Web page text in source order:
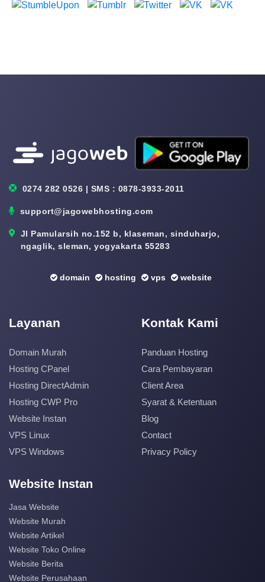
0274 282 0526 | SMS : 0878-3933-2011
support@jagowebhosting.com
Jl Pamularsih no.152 b, klaseman, sinduharjo,
ngaglik, sleman, yogyakarta 55283
domain hosting vps website
Layanan
Domain Murah
Hosting CPanel
Hosting DirectAdmin
Hosting CWP Pro
Website Instan
VPS Linux
VPS Windows
Kontak Kami
Panduan Hosting
Cara Pembayaran
Client Area
Syarat & Ketentuan
Blog
Contact
Privacy Policy
Website Instan
Jasa Website
Website Murah
Website Artikel
Website Toko Online
Website Berita
Website Perusahaan